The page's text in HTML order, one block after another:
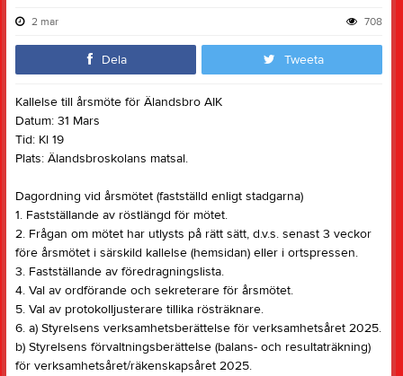
2 mar 708
Dela Tweeta
Kallelse till årsmöte för Älandsbro AIK
Datum: 31 Mars
Tid: Kl 19
Plats: Älandsbroskolans matsal.
Dagordning vid årsmötet (fastställd enligt stadgarna)
1. Fastställande av röstlängd för mötet.
2. Frågan om mötet har utlysts på rätt sätt, d.v.s. senast 3 veckor
före årsmötet i särskild kallelse (hemsidan) eller i ortspressen.
3. Fastställande av föredragningslista.
4. Val av ordförande och sekreterare för årsmötet.
5. Val av protokolljusterare tillika rösträknare.
6. a) Styrelsens verksamhetsberättelse för verksamhetsåret 2025.
b) Styrelsens förvaltningsberättelse (balans- och resultaträkning)
för verksamhetsåret/räkenskapsåret 2025.